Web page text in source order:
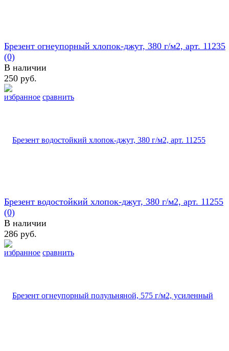
избранное сравнить
Брезент огнеупорный хлопок-джут, 380 г/м2, арт. 11235
(0)
В наличии
250 руб.
избранное сравнить
Брезент водостойкий хлопок-джут, 380 г/м2, арт. 11255
(0)
В наличии
286 руб.